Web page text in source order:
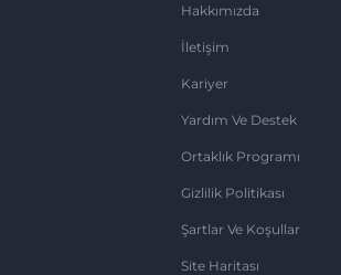
Hakkımızda
İletişim
Kariyer
Yardım Ve Destek
Ortaklık Programı
Gizlilik Politikası
Şartlar Ve Koşullar
Site Haritası